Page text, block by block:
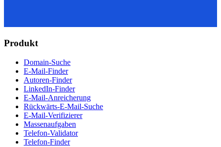
Produkt
Domain-Suche
E-Mail-Finder
Autoren-Finder
LinkedIn-Finder
E-Mail-Anreicherung
Rückwärts-E-Mail-Suche
E-Mail-Verifizierer
Massenaufgaben
Telefon-Validator
Telefon-Finder